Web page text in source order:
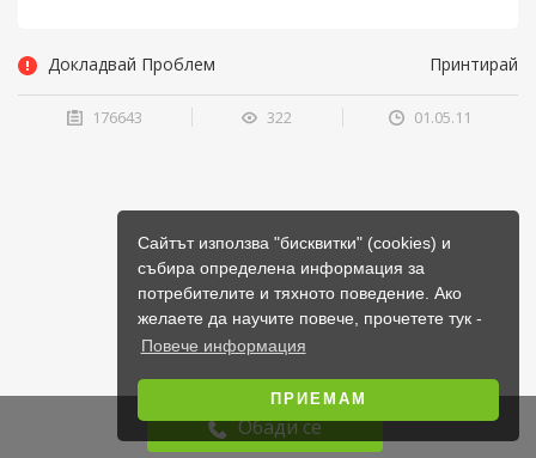
Сайтът използва "бисквитки" (cookies) и
събира определена информация за
потребителите и тяхното поведение. Ако
желаете да научите повече, прочетете тук -
Повече информация
ПРИЕМАМ
Обади се
Докладвай Проблем Принтирай
176643 322 01.05.11